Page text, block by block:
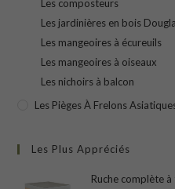
Les composteurs
Les jardinières en bois
Les mangeoires à écureuils
Les mangeoires à oiseaux
Les nichoirs à balcon
Les Pièges À Frelons
Les Plus Appréciés
Ruche complète